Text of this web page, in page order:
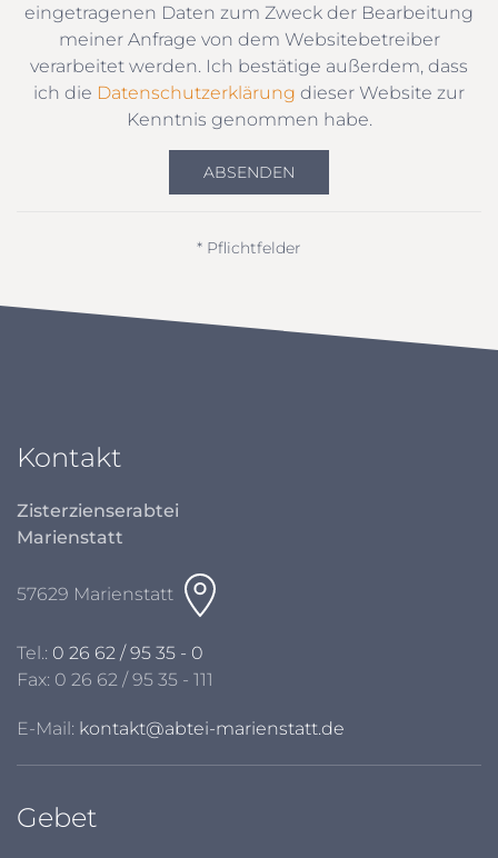
eingetragenen Daten zum Zweck der Bearbeitung
meiner Anfrage von dem Websitebetreiber
verarbeitet werden. Ich bestätige außerdem, dass
ich die Datenschutzerklärung dieser Website zur
Kenntnis genommen habe.
ABSENDEN
* Pflichtfelder
Kontakt
Zisterzienserabtei
Marienstatt
57629 Marienstatt
Tel.: 0 26 62 / 95 35 - 0
Fax: 0 26 62 / 95 35 - 111
E-Mail: kontakt@abtei-marienstatt.de
Gebet